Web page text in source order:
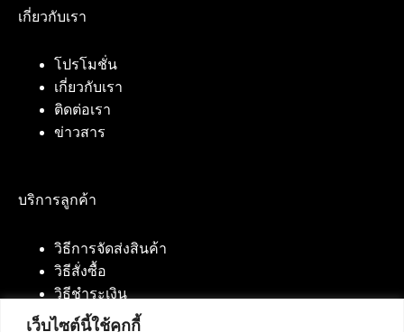
เว็บไซต์นี้ใช้คุกกี้
เกี่ยวกับเรา
โปรโมชั่น
เกี่ยวกับเรา
ติดต่อเรา
ข่าวสาร
บริการลูกค้า
วิธีการจัดส่งสินค้า
วิธีสั่งซื้อ
วิธีชำระเงิน